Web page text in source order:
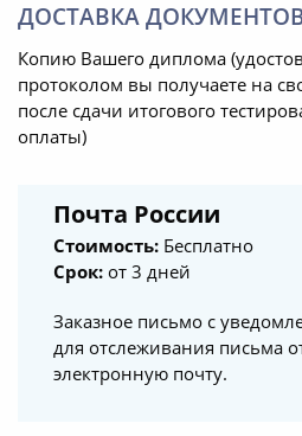
ДОСТАВКА
Копию Вашего диплома
протоколом вы получаете на
после сдачи итогового
оплаты)
Почта России
Стоимость: Бесплатно
Срок: от 3 дней
Заказное письмо с
для отслеживания письма
электронную почту.